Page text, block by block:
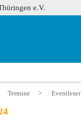
e.V.
Termine > Eventleser